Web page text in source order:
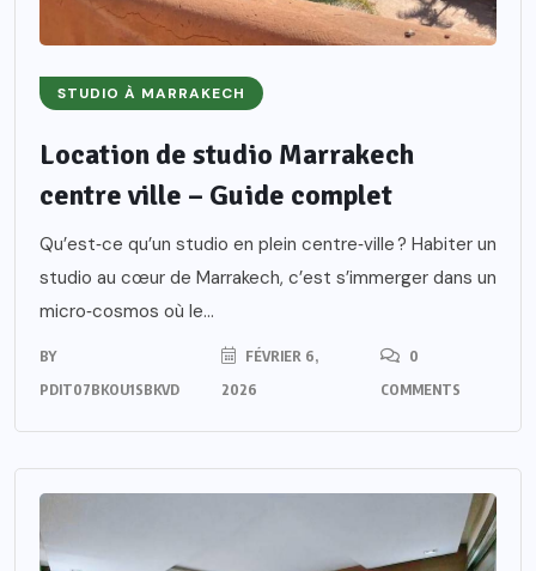
STUDIO À MARRAKECH
Location de studio Marrakech
centre ville – Guide complet
Qu’est‑ce qu’un studio en plein centre‑ville ? Habiter un
studio au cœur de Marrakech, c’est s’immerger dans un
micro‑cosmos où le...
BY
PDIT07BKOU1SBKVD
FÉVRIER 6,
2026
0
COMMENTS